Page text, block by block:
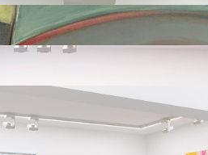
je puisse rester jusqu’à la fin du